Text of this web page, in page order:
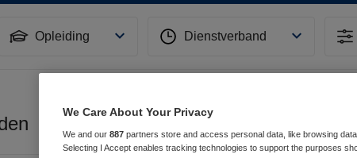
Opleiding Dienstverband
We Care About Your Privacy
We and our 887 partners store and access personal data, like browsing
Selecting I Accept enables tracking technologies to support the purposes